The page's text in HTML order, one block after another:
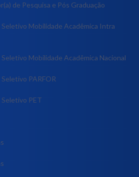
de Pesquisa e Pós Graduação
Seletivo Mobilidade Acadêmica Intra
Mobilidade Acadêmica Nacional
PARFOR
PET